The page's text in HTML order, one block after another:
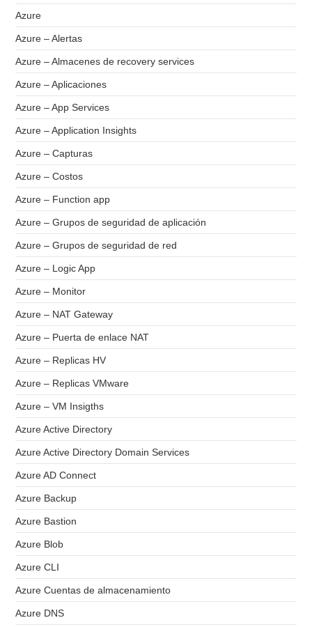
Azure
Azure – Alertas
Azure – Almacenes de recovery services
Azure – Aplicaciones
Azure – App Services
Azure – Application Insights
Azure – Capturas
Azure – Costos
Azure – Function app
Azure – Grupos de seguridad de aplicación
Azure – Grupos de seguridad de red
Azure – Logic App
Azure – Monitor
Azure – NAT Gateway
Azure – Puerta de enlace NAT
Azure – Replicas HV
Azure – Replicas VMware
Azure – VM Insigths
Azure Active Directory
Azure Active Directory Domain Services
Azure AD Connect
Azure Backup
Azure Bastion
Azure Blob
Azure CLI
Azure Cuentas de almacenamiento
Azure DNS